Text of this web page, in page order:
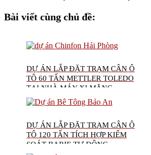
Bài viết cùng chủ đề:
DỰ ÁN LẮP ĐẶT TRẠM CÂN Ô
TÔ 60 TẤN METTLER TOLEDO
TẠI NHÀ MÁY XI MĂNG
CHINFON HẢI PHÒNG
DỰ ÁN LẮP ĐẶT TRẠM CÂN Ô
TÔ 120 TẤN TÍCH HỢP KIỂM
SOÁT BARIE TỰ ĐỘNG